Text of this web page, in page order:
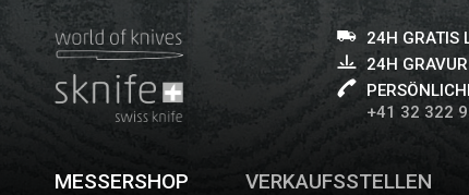
24H GRATIS
24H
+41 32 322
MESSERSHOP VERKAUFSSTELLEN